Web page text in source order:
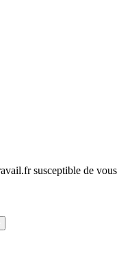
susceptible de vous